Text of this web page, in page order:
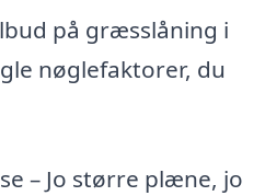
på græsslåning i
nøglefaktorer, du
– Jo større plæne, jo